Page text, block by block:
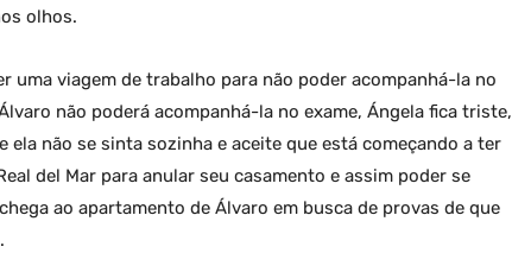
olhos.
uma viagem de trabalho para não poder acompanhá-la no
não poderá acompanhá-la no exame, Ángela fica triste,
ela não se sinta sozinha e aceite que está começando a ter
del Mar para anular seu casamento e assim poder se
ao apartamento de Álvaro em busca de provas de que